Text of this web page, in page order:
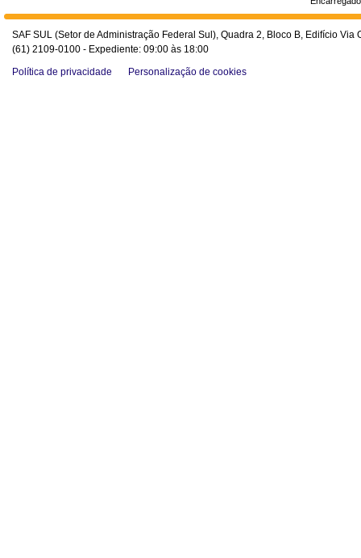
SAF SUL (Setor de Administração Federal Sul), Quadra 2, Bloco B, Edifício
(61) 2109-0100 - Expediente: 09:00 às 18:00
Política de privacidade
Personalização de cookies